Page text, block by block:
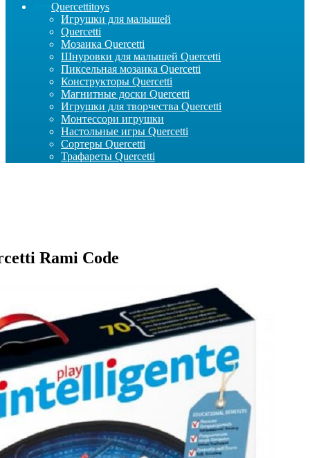
Quercettitoys
Игрушки для малышей
Quercetti
Мозаика Quercetti
Шнуровки для малышей Quercetti
Пиксельная мозаика Quercetti
Конструкторы Quercetti
Магнитные доски Quercetti
Игрушки для творчества Quercetti
Монтессори игрушки
Настольные игры Quercetti
Сортеры Quercetti
Трафареты Quercetti
Rami Code